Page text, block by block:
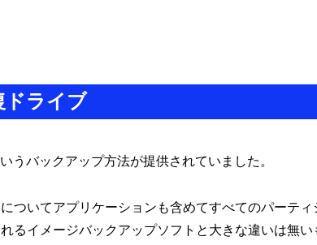
ドライブ
うバックアップ方法が提供されていました。
ついてアプリケーションも含めてすべてのパーティ
るイメージバックアップソフトと大きな違いは無